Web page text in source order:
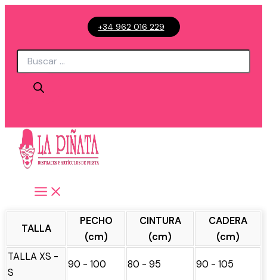
+34 962 016 229
Búsqueda
TALLA
PECHO
(cm)
CINTURA
(cm)
CADERA
(cm)
TALLA XS -
S
90 - 100 80 - 95 90 - 105